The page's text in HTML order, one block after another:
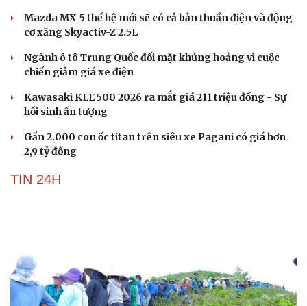
Mazda MX-5 thế hệ mới sẽ có cả bản thuần điện và động
cơ xăng Skyactiv-Z 2.5L
Ngành ô tô Trung Quốc đối mặt khủng hoảng vì cuộc
chiến giảm giá xe điện
Kawasaki KLE 500 2026 ra mắt giá 211 triệu đồng - Sự
hồi sinh ấn tượng
Gần 2.000 con ốc titan trên siêu xe Pagani có giá hơn
2,9 tỷ đồng
TIN 24H